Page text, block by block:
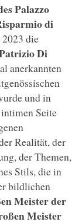
Palazzo
di
die
Di
anerkannten
und in
Seite
Realität, der
der Themen,
Stils, die in
bildlichen
Meister der
Meister